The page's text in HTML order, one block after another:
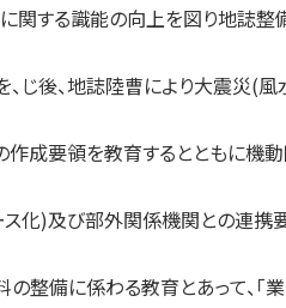
する識能の向上を図り地誌整
じ後、地誌陸曹により大震災(
作成要領を教育するとともに
)及び部外関係機関との連携
備に係わる教育とあって、「業